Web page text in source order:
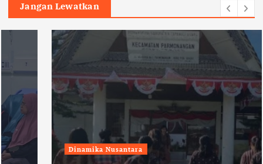
Jangan Lewatkan
Dinamika Nusantara